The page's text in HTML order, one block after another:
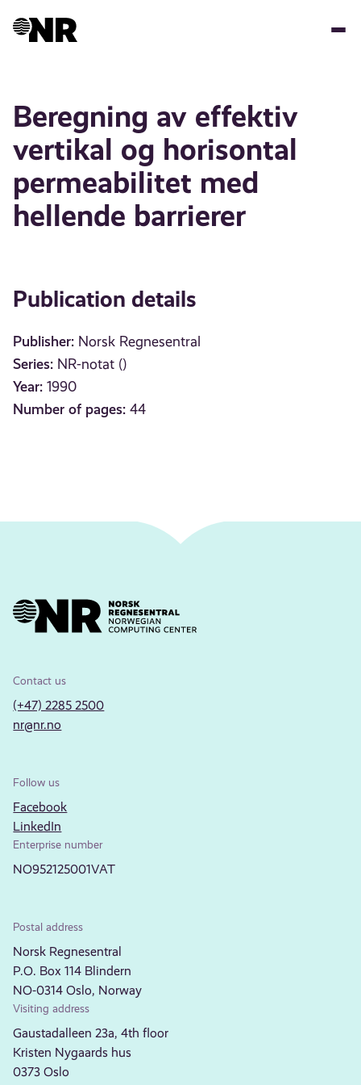
Beregning av effektiv
vertikal og horisontal
permeabilitet med
hellende barrierer
Publication details
Publisher: Norsk Regnesentral
Series: NR-notat ()
Year: 1990
Number of pages: 44
Contact us
(+47) 2285 2500
nr@nr.no
Follow us
Facebook
LinkedIn
Enterprise number
NO952125001VAT
Postal address
Norsk Regnesentral
P.O. Box 114 Blindern
NO-0314 Oslo, Norway
Visiting address
Gaustadalleen 23a, 4th floor
Kristen Nygaards hus
0373 Oslo